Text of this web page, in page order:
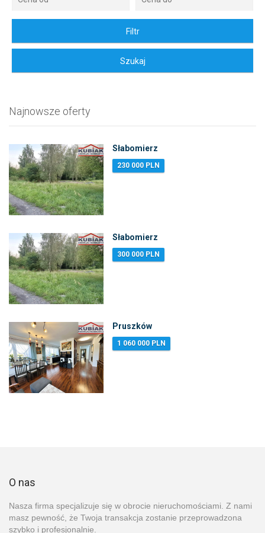
Najnowsze oferty
Słabomierz
230 000 PLN
Słabomierz
300 000 PLN
Pruszków
1 060 000 PLN
O nas
Nasza firma specjalizuje się w obrocie nieruchomościami. Z nami
masz pewność, że Twoja transakcja zostanie przeprowadzona
szybko i profesjonalnie.